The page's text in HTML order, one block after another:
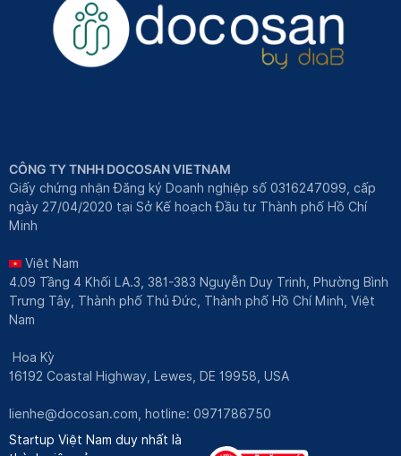
CÔNG TY TNHH DOCOSAN VIETNAM
Giấy chứng nhận Đăng ký Doanh nghiệp số 0316247099, cấp
ngày 27/04/2020 tại Sở Kế hoạch Đầu tư Thành phố Hồ Chí
Minh
Việt Nam
4.09 Tầng 4 Khối LA.3, 381-383 Nguyễn Duy Trinh, Phường Bình
Trưng Tây, Thành phố Thủ Đức, Thành phố Hồ Chí Minh, Việt
Nam
Hoa Kỳ
16192 Coastal Highway, Lewes, DE 19958, USA
lienhe@docosan.com , hotline: 0971786750
Startup Việt Nam duy nhất là